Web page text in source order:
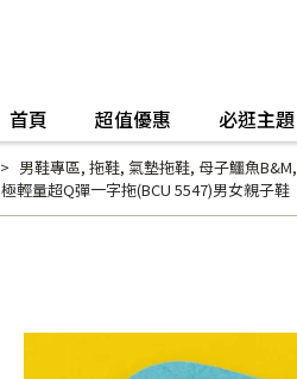
首頁 超值優惠 必逛主題
男鞋專區, 拖鞋, 氣墊拖鞋, 母子鱷魚B&M,
極輕量超Q彈一字拖(BCU 5547)男女親子鞋